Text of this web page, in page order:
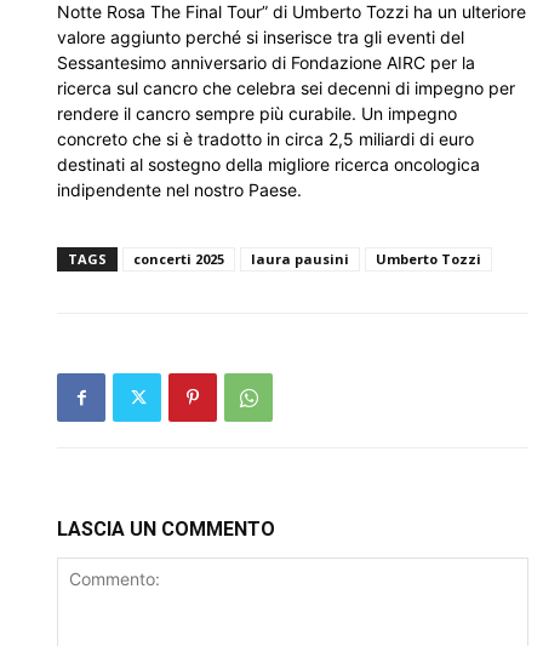
Notte Rosa The Final Tour” di Umberto Tozzi ha un ulteriore
valore aggiunto perché si inserisce tra gli eventi del
Sessantesimo anniversario di Fondazione AIRC per la
ricerca sul cancro che celebra sei decenni di impegno per
rendere il cancro sempre più curabile. Un impegno
concreto che si è tradotto in circa 2,5 miliardi di euro
destinati al sostegno della migliore ricerca oncologica
indipendente nel nostro Paese.
TAGS concerti 2025 laura pausini Umberto Tozzi
LASCIA UN COMMENTO